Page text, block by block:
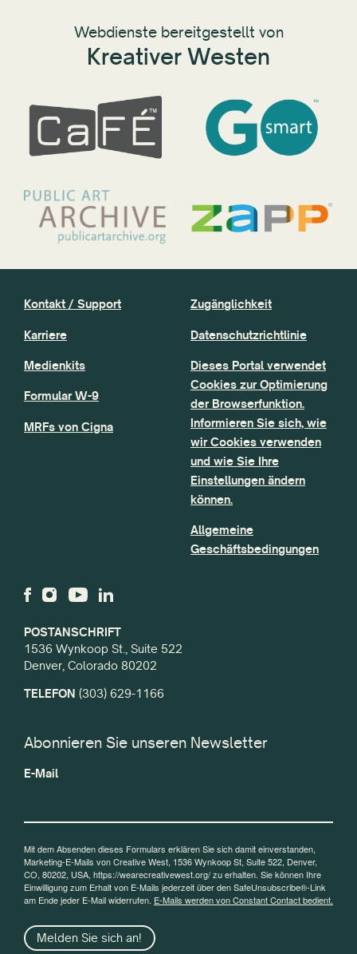
Webdienste bereitgestellt von
Kreativer Westen
POSTANSCHRIFT
1536 Wynkoop St., Suite 522
Denver, Colorado 80202
TELEFON (303) 629-1166
Kontakt / Support
Karriere
Medienkits
Formular W-9
MRFs von Cigna
Zugänglichkeit
Datenschutzrichtlinie
Dieses Portal verwendet
Cookies zur Optimierung
der Browserfunktion.
Informieren Sie sich, wie
wir Cookies verwenden
und wie Sie Ihre
Einstellungen ändern
können.
Allgemeine
Geschäftsbedingungen
Abonnieren Sie unseren Newsletter
E-Mail
Mit dem Absenden dieses Formulars erklären Sie sich damit einverstanden,
Marketing-E-Mails von Creative West, 1536 Wynkoop St, Suite 522, Denver,
CO, 80202, USA, https://wearecreativewest.org/ zu erhalten. Sie können Ihre
Einwilligung zum Erhalt von E-Mails jederzeit über den SafeUnsubscribe®-Link
am Ende jeder E-Mail widerrufen. E-Mails werden von Constant Contact bedient.
Melden Sie sich an!